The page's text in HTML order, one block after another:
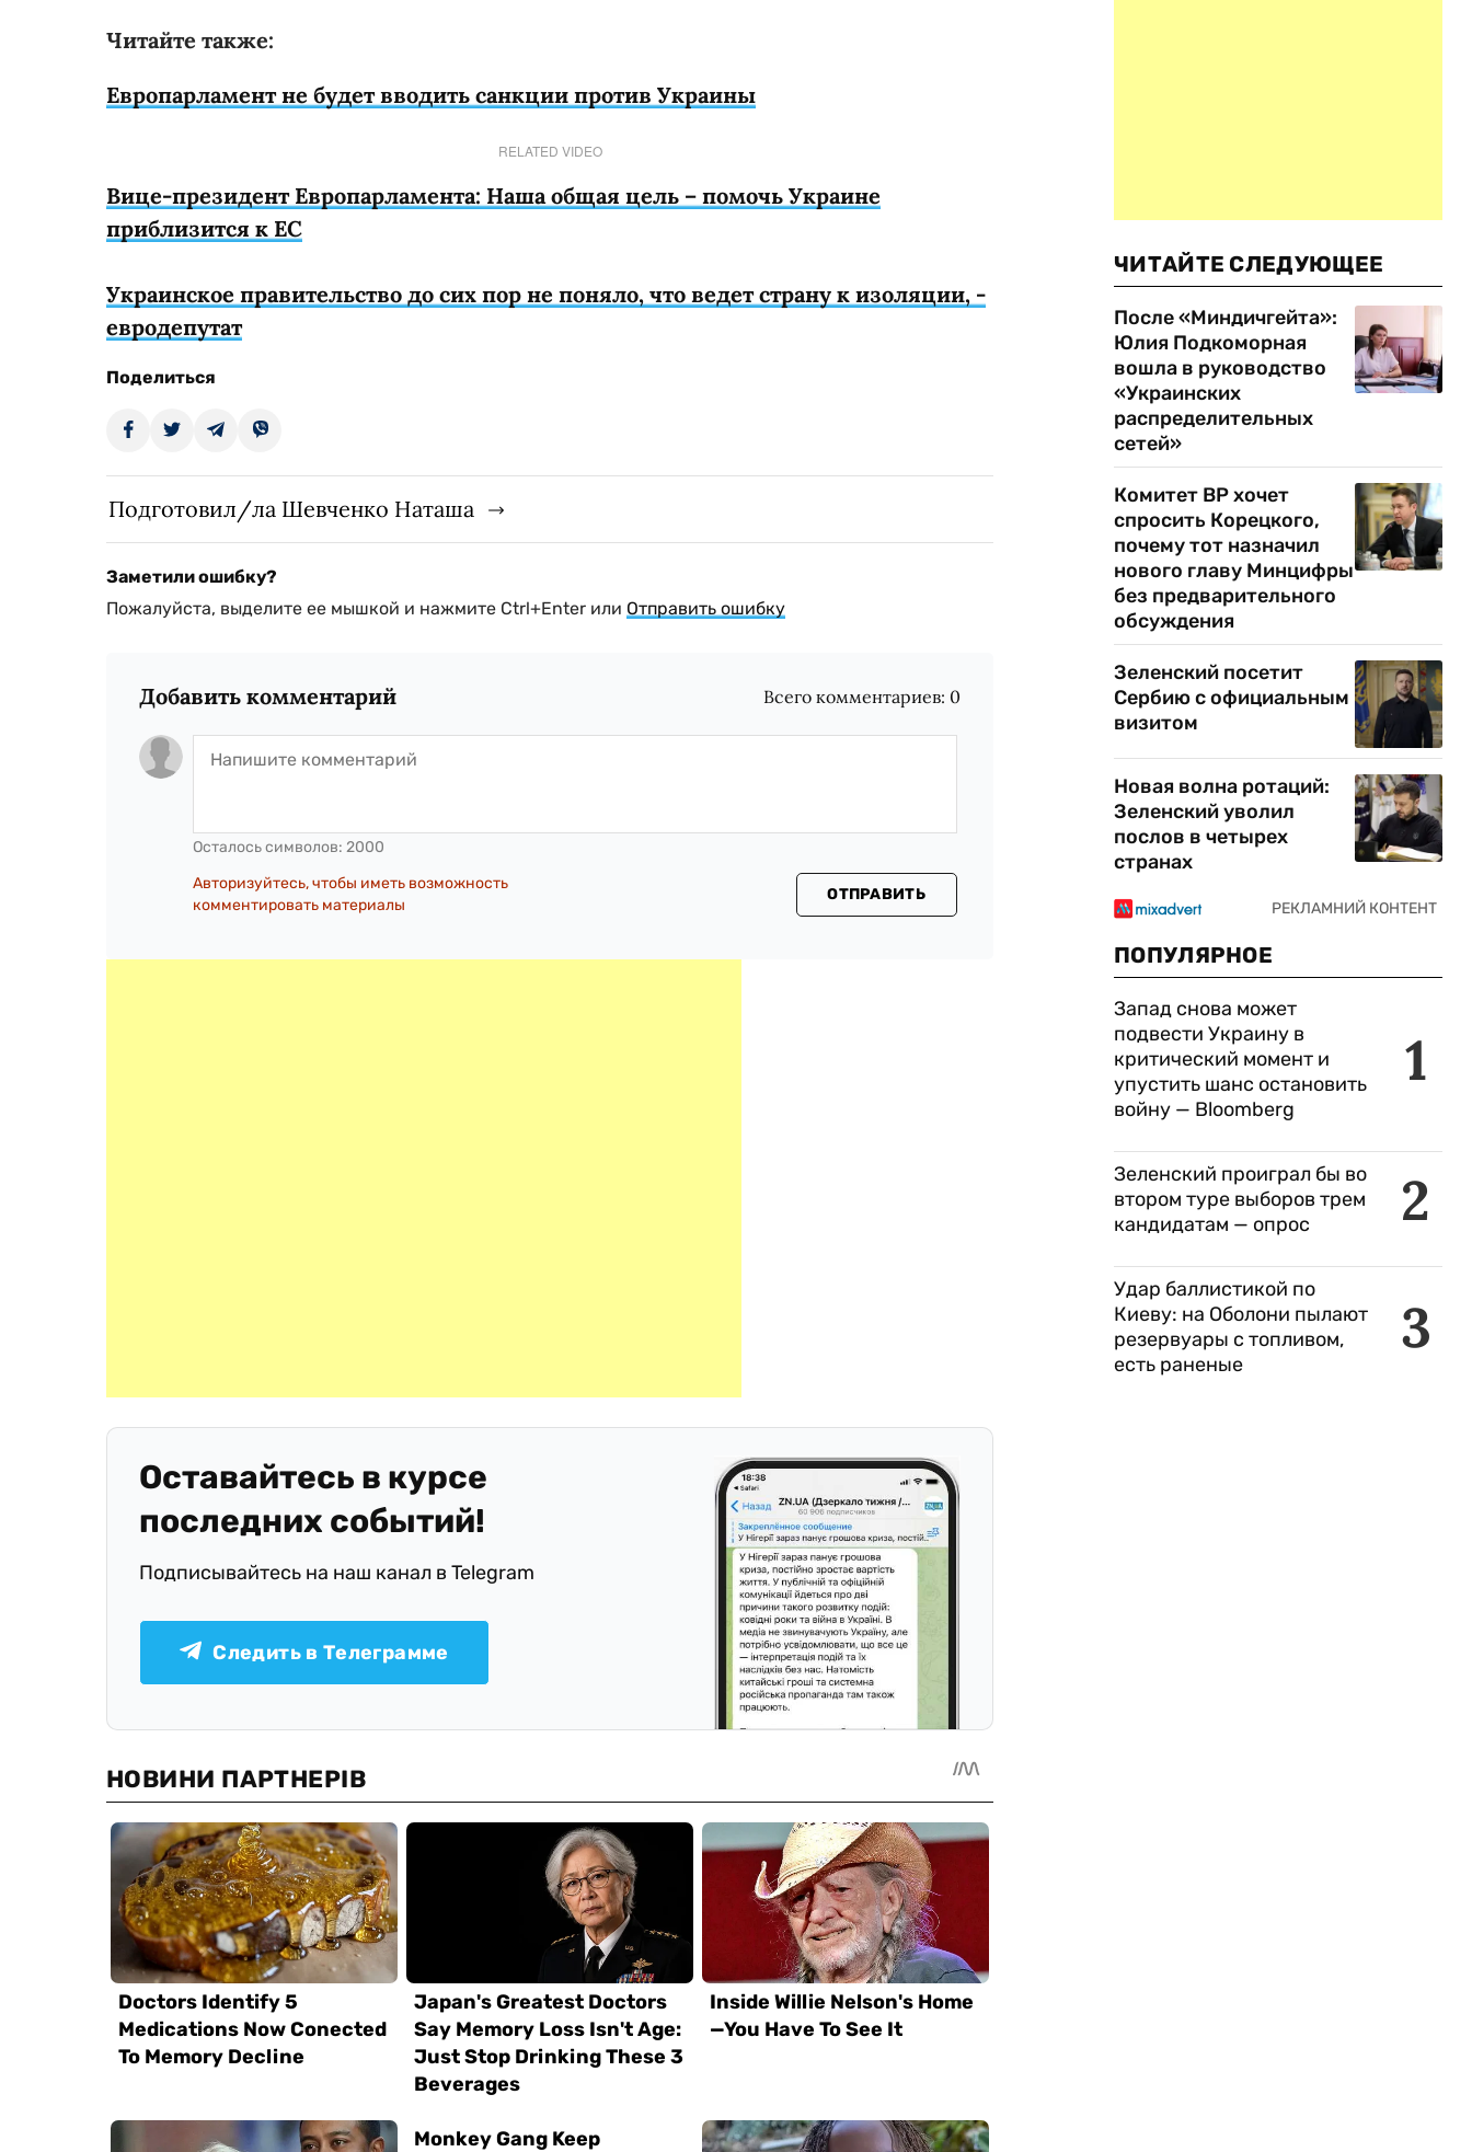
Читайте также:
Европарламент не будет вводить санкции против Украины
RELATED VIDEO
Вице-президент Европарламента: Наша общая цель – помочь Украине
приблизится к ЕС
Украинское правительство до сих пор не поняло, что ведет страну к изоляции, -
евродепутат
Поделиться
Подготовил/ла Шевченко Наташа
Заметили ошибку?
Пожалуйста, выделите ее мышкой и нажмите Ctrl+Enter или Отправить ошибку
Добавить комментарий Всего комментариев: 0
Осталось символов: 2000
Авторизуйтесь, чтобы иметь возможность
комментировать материалы
ОТПРАВИТЬ
Оставайтесь в курсе
последних событий!
Подписывайтесь на наш канал в Telegram
Следить в Телеграмме
ЧИТАЙТЕ СЛЕДУЮЩЕЕ
После «Миндичгейта»:
Юлия Подкоморная
вошла в руководство
«Украинских
распределительных
сетей»
Комитет ВР хочет
спросить Корецкого,
почему тот назначил
нового главу Минцифры
без предварительного
обсуждения
Зеленский посетит
Сербию с официальным
визитом
Новая волна ротаций:
Зеленский уволил
послов в четырех
странах
ПОПУЛЯРНОЕ
1
Запад снова может
подвести Украину в
критический момент и
упустить шанс остановить
войну — Bloomberg
2
Зеленский проиграл бы во
втором туре выборов трем
кандидатам — опрос
3
Удар баллистикой по
Киеву: на Оболони пылают
резервуары с топливом,
есть раненые